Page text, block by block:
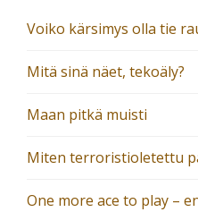
Voiko kärsimys olla tie
Mitä sinä näet, tekoäly?
Maan pitkä muisti
Miten terroristioletettu
One more ace to play –